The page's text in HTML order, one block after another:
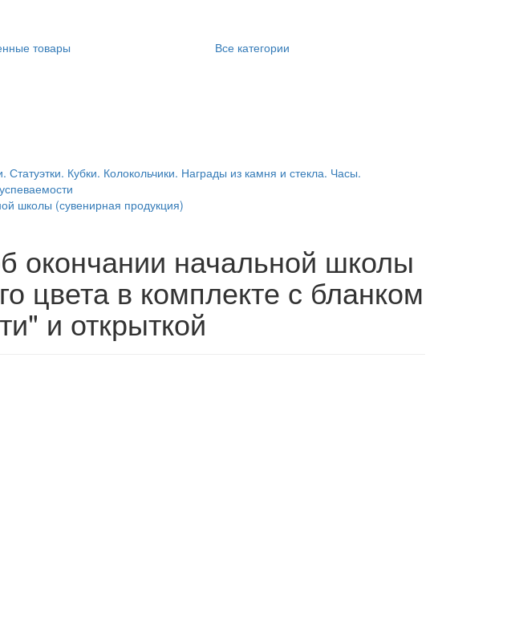
товары Все категории
Кубки. Колокольчики. Награды из камня и стекла. Часы.
школы (сувенирная продукция)
окончании начальной школы
цвета в комплекте с бланком
и открыткой